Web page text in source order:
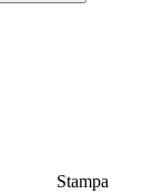
Stampa